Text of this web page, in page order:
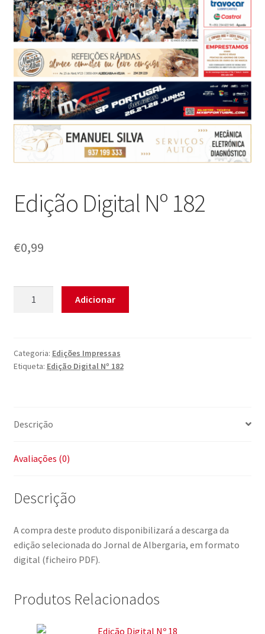
Edição Digital Nº 182
€0,99
Nº
182
Adicionar
Categoria: Edições Impressas
Etiqueta: Edição Digital Nº 182
Descrição
Avaliações (0)
Descrição
A compra deste produto disponibilizará a descarga da
edição selecionada do Jornal de Albergaria, em formato
digital (ficheiro PDF).
Produtos Relacionados